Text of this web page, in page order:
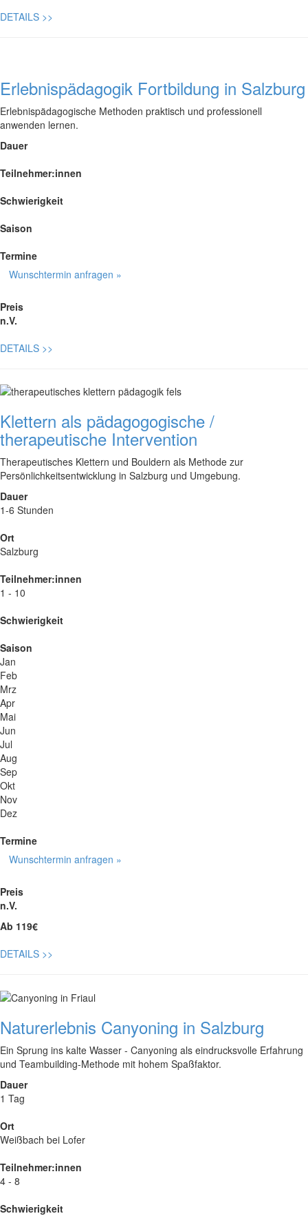
DETAILS >>
Erlebnispädagogik Fortbildung in Salzburg
Erlebnispädagogische Methoden praktisch und professionell
anwenden lernen.
Dauer
Teilnehmer:innen
Schwierigkeit
Saison
Termine
Wunschtermin anfragen »
Preis
n.V.
DETAILS >>
Klettern als pädagogogische /
therapeutische Intervention
Therapeutisches Klettern und Bouldern als Methode zur
Persönlichkeitsentwicklung in Salzburg und Umgebung.
Dauer
1-6 Stunden
Ort
Salzburg
Teilnehmer:innen
1 - 10
Schwierigkeit
Saison
Jan
Feb
Mrz
Apr
Mai
Jun
Jul
Aug
Sep
Okt
Nov
Dez
Termine
Wunschtermin anfragen »
Preis
n.V.
Ab 119€
DETAILS >>
Naturerlebnis Canyoning in Salzburg
Ein Sprung ins kalte Wasser - Canyoning als eindrucksvolle Erfahrung
und Teambuilding-Methode mit hohem Spaßfaktor.
Dauer
1 Tag
Ort
Weißbach bei Lofer
Teilnehmer:innen
4 - 8
Schwierigkeit